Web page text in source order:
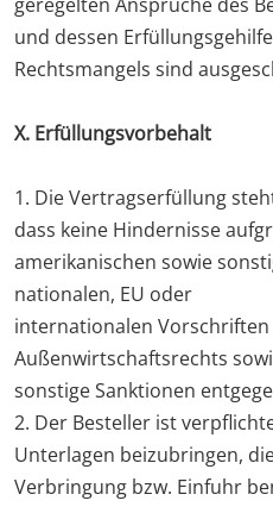
geregelten Ansprüche des
und dessen
Rechtsmangels sind
X. Erfüllungsvorbehalt
1. Die Vertragserfüllung
dass keine Hindernisse
amerikanischen sowie
nationalen, EU oder
internationalen Vorschriften
Außenwirtschaftsrechts
sonstige Sanktionen
2. Der Besteller ist
Unterlagen beizubringen,
Verbringung bzw. Einfuhr